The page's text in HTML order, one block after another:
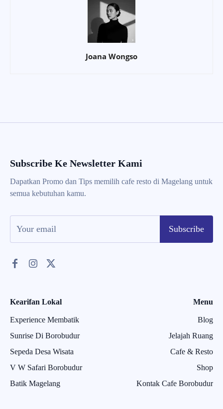
Joana Wongso
Subscribe Ke Newsletter Kami
Dapatkan Promo dan Tips memilih cafe resto di Magelang untuk
semua kebutuhan kamu.
Subscribe
Kearifan Lokal
Experience Membatik
Sunrise Di Borobudur
Sepeda Desa Wisata
V W Safari Borobudur
Batik Magelang
Menu
Blog
Jelajah Ruang
Cafe & Resto
Shop
Kontak Cafe Borobudur